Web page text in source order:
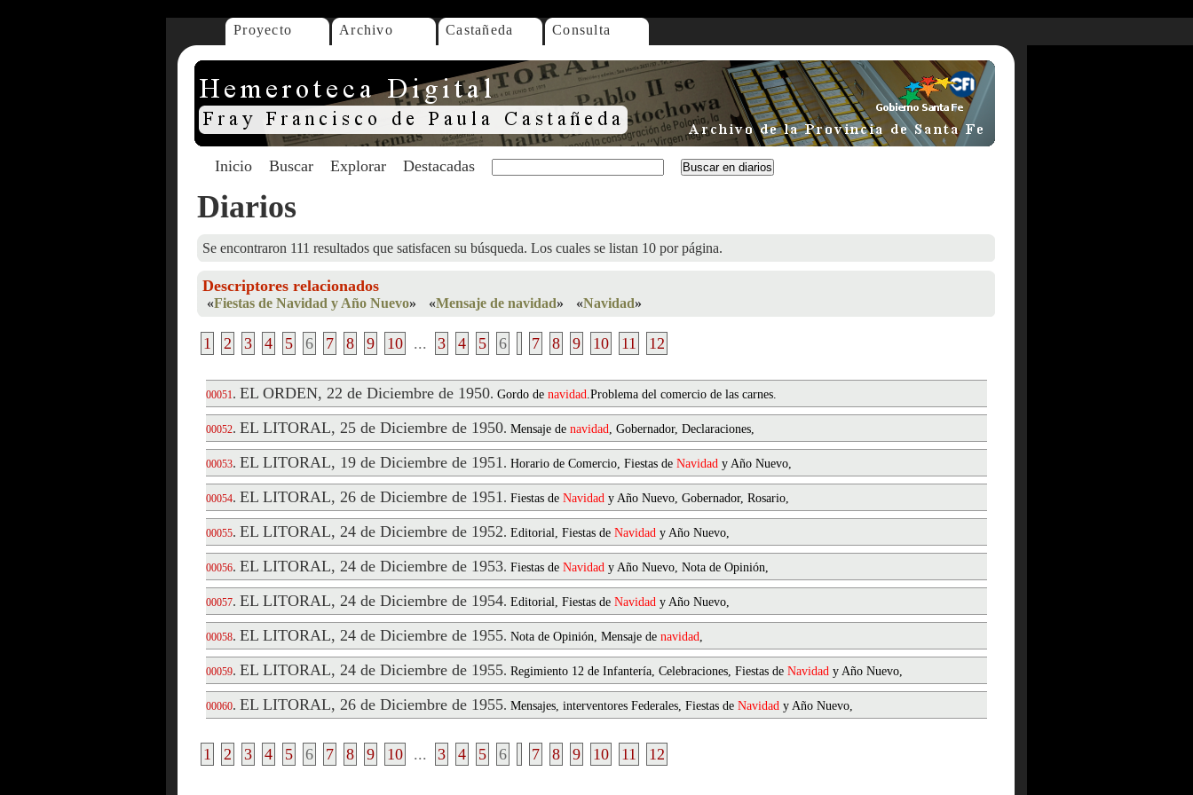
Proyecto Archivo Castañeda Consulta
Inicio Buscar Explorar Destacadas
Diarios
Se encontraron 111 resultados que satisfacen su búsqueda. Los cuales se listan 10 por página.
Descriptores relacionados
«Fiestas de Navidad y Año Nuevo» «Mensaje de navidad» «Navidad»
1 2 3 4 5 6 7 8 9 10 ... 3 4 5 6 7 8 9 10 11 12
00051. EL ORDEN, 22 de Diciembre de 1950. Gordo de navidad.Problema del comercio de las carnes.
00052. EL LITORAL, 25 de Diciembre de 1950. Mensaje de navidad, Gobernador, Declaraciones,
00053. EL LITORAL, 19 de Diciembre de 1951. Horario de Comercio, Fiestas de Navidad y Año Nuevo,
00054. EL LITORAL, 26 de Diciembre de 1951. Fiestas de Navidad y Año Nuevo, Gobernador, Rosario,
00055. EL LITORAL, 24 de Diciembre de 1952. Editorial, Fiestas de Navidad y Año Nuevo,
00056. EL LITORAL, 24 de Diciembre de 1953. Fiestas de Navidad y Año Nuevo, Nota de Opinión,
00057. EL LITORAL, 24 de Diciembre de 1954. Editorial, Fiestas de Navidad y Año Nuevo,
00058. EL LITORAL, 24 de Diciembre de 1955. Nota de Opinión, Mensaje de navidad,
00059. EL LITORAL, 24 de Diciembre de 1955. Regimiento 12 de Infantería, Celebraciones, Fiestas de Navidad y Año Nuevo,
00060. EL LITORAL, 26 de Diciembre de 1955. Mensajes, interventores Federales, Fiestas de Navidad y Año Nuevo,
1 2 3 4 5 6 7 8 9 10 ... 3 4 5 6 7 8 9 10 11 12